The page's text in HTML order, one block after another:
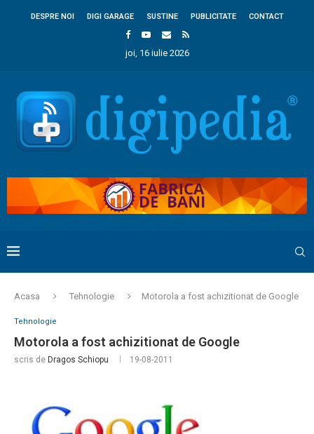
DESPRE NOI DIGI GARAGE SUSTINE PUBLICITATE CONTACT
joi, 16 iulie 2026
Acasa Tehnologie Motorola a fost achizitionat de Google
Tehnologie
Motorola a fost achizitionat de Google
scris de Dragos Schiopu 19-08-2011